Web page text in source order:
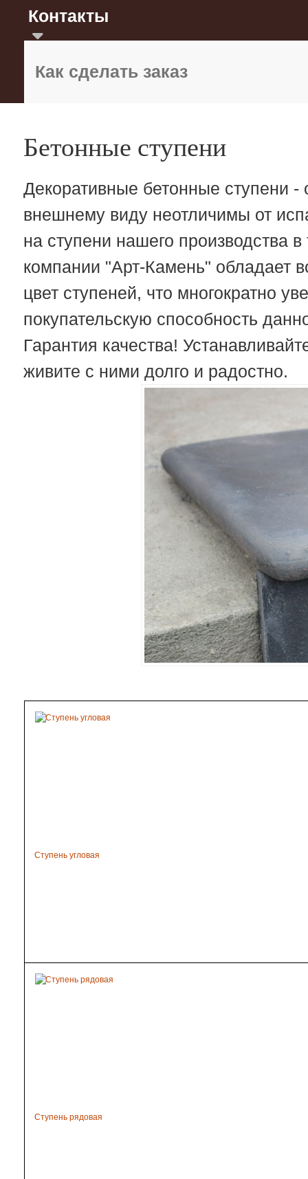
Контакты
Как сделать заказ
Бетонные ступени
Декоративные бетонные ступени
внешнему виду неотличимы от
на ступени нашего производства
компании "Арт-Камень" обладает
цвет ступеней, что многократно
покупательскую способность
Гарантия качества!
живите с ними долго и радостно.
Ступень угловая
Ступень рядовая